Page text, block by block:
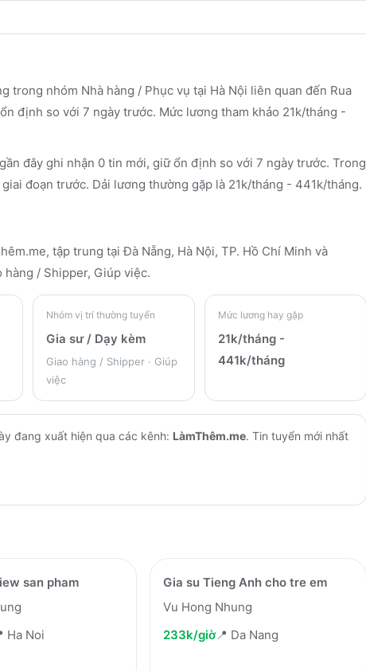
trong nhóm Nhà hàng / Phục vụ tại Hà Nội liên quan đến Rua
định so với 7 ngày trước. Mức lương tham khảo 21k/tháng -
đây ghi nhận 0 tin mới, giữ ổn định so với 7 ngày trước. Trong
đoạn trước. Dải lương thường gặp là 21k/tháng - 441k/tháng.
, tập trung tại Đà Nẵng, Hà Nội, TP. Hồ Chí Minh và
hàng / Shipper, Giúp việc.
Nhóm vị trí thường tuyển
Gia sư / Dạy kèm
Giao hàng / Shipper · Giúp
việc
Mức lương hay gặp
21k/tháng -
441k/tháng
đang xuất hiện qua các kênh: LàmThêm.me. Tin tuyển mới nhất
san pham
Ha Noi
Gia su Tieng Anh cho tre em
Vu Hong Nhung
233k/giờ📍 Da Nang